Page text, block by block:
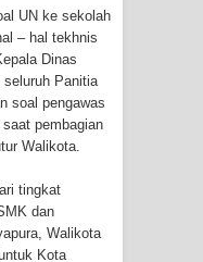
Barat Yanto
UN ke sekolah
– hal tekhnis
Dinas
seluruh Panitia
soal pengawas
pembagian
Walikota.
tingkat
dan
Walikota
Kota